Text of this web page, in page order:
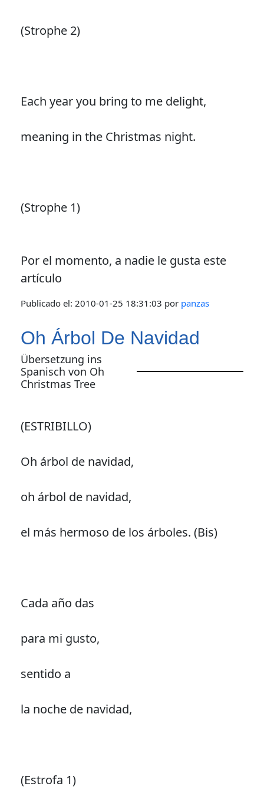
(Strophe 2)
Each year you bring to me delight,
meaning in the Christmas night.
(Strophe 1)
Por el momento, a nadie le gusta este
artículo
Publicado el: 2010-01-25 18:31:03 por panzas
Oh Árbol De Navidad
Übersetzung ins
Spanisch von Oh
Christmas Tree
(ESTRIBILLO)
Oh árbol de navidad,
oh árbol de navidad,
el más hermoso de los árboles. (Bis)
Cada año das
para mi gusto,
sentido a
la noche de navidad,
(Estrofa 1)